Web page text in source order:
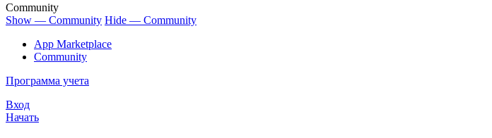
Community
Show — Community Hide — Community
App Marketplace
Community
Программа учета
Вход
Начать